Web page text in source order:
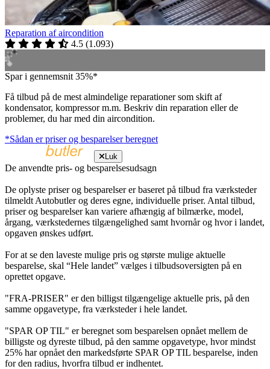
Reparation af aircondition
4.5 (1.093)
Spar i gennemsnit 35%*
Få tilbud på de mest almindelige reparationer som skift af
kondensator, kompressor m.m. Beskriv din reparation eller de
problemer, du har med din aircondition.
*Sådan er priser og besparelser beregnet
Luk
De anvendte pris- og besparelsesudsagn
De oplyste priser og besparelser er baseret på tilbud fra værksteder
tilmeldt Autobutler og deres egne, individuelle priser. Antal tilbud,
priser og besparelser kan variere afhængig af bilmærke, model,
årgang, værkstedernes tilgængelighed samt hvornår og hvor i landet,
opgaven ønskes udført.
For at se den laveste mulige pris og største mulige aktuelle
besparelse, skal “Hele landet” vælges i tilbudsoversigten på en
oprettet opgave.
"FRA-PRISER" er den billigst tilgængelige aktuelle pris, på den
samme opgavetype, fra værksteder i hele landet.
"SPAR OP TIL" er beregnet som besparelsen opnået mellem de
billigste og dyreste tilbud, på den samme opgavetype, hvor mindst
25% har opnået den markedsførte SPAR OP TIL besparelse, inden
for den radius, hvorfra tilbud er indhentet.